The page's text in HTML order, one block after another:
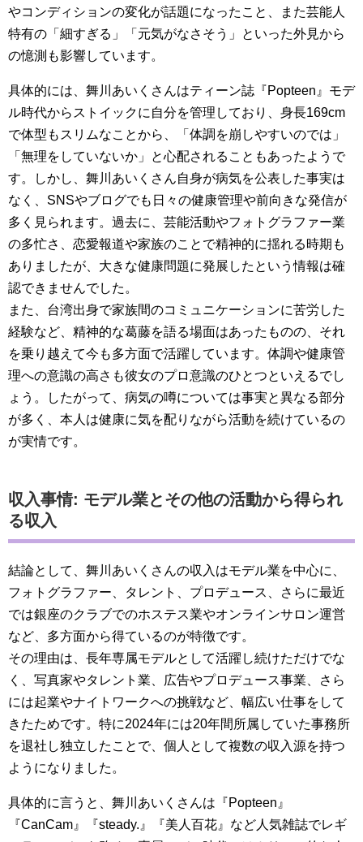
やコンディションの変化が話題になったこと、また芸能人
特有の「細すぎる」「元気がなさそう」といった外見から
の憶測も影響しています。
具体的には、舞川あいくさんはティーン誌『Popteen』モデ
ル時代からストイックに自分を管理しており、身長169cm
で体型もスリムなことから、「体調を崩しやすいのでは」
「無理をしていないか」と心配されることもあったようで
す。しかし、舞川あいくさん自身が病気を公表した事実は
なく、SNSやブログでも日々の健康管理や前向きな発信が
多く見られます。過去に、芸能活動やフォトグラファー業
の多忙さ、恋愛報道や家族のことで精神的に揺れる時期も
ありましたが、大きな健康問題に発展したという情報は確
認できませんでした。
また、台湾出身で家族間のコミュニケーションに苦労した
経験など、精神的な葛藤を語る場面はあったものの、それ
を乗り越えて今も多方面で活躍しています。体調や健康管
理への意識の高さも彼女のプロ意識のひとつといえるでし
ょう。したがって、病気の噂については事実と異なる部分
が多く、本人は健康に気を配りながら活動を続けているの
が実情です。
収入事情: モデル業とその他の活動から得られ
る収入
結論として、舞川あいくさんの収入はモデル業を中心に、
フォトグラファー、タレント、プロデュース、さらに最近
では銀座のクラブでのホステス業やオンラインサロン運営
など、多方面から得ているのが特徴です。
その理由は、長年専属モデルとして活躍し続けただけでな
く、写真家やタレント業、広告やプロデュース事業、さら
には起業やナイトワークへの挑戦など、幅広い仕事をして
きたためです。特に2024年には20年間所属していた事務所
を退社し独立したことで、個人として複数の収入源を持つ
ようになりました。
具体的に言うと、舞川あいくさんは『Popteen』
『CanCam』『steady.』『美人百花』など人気雑誌でレギ